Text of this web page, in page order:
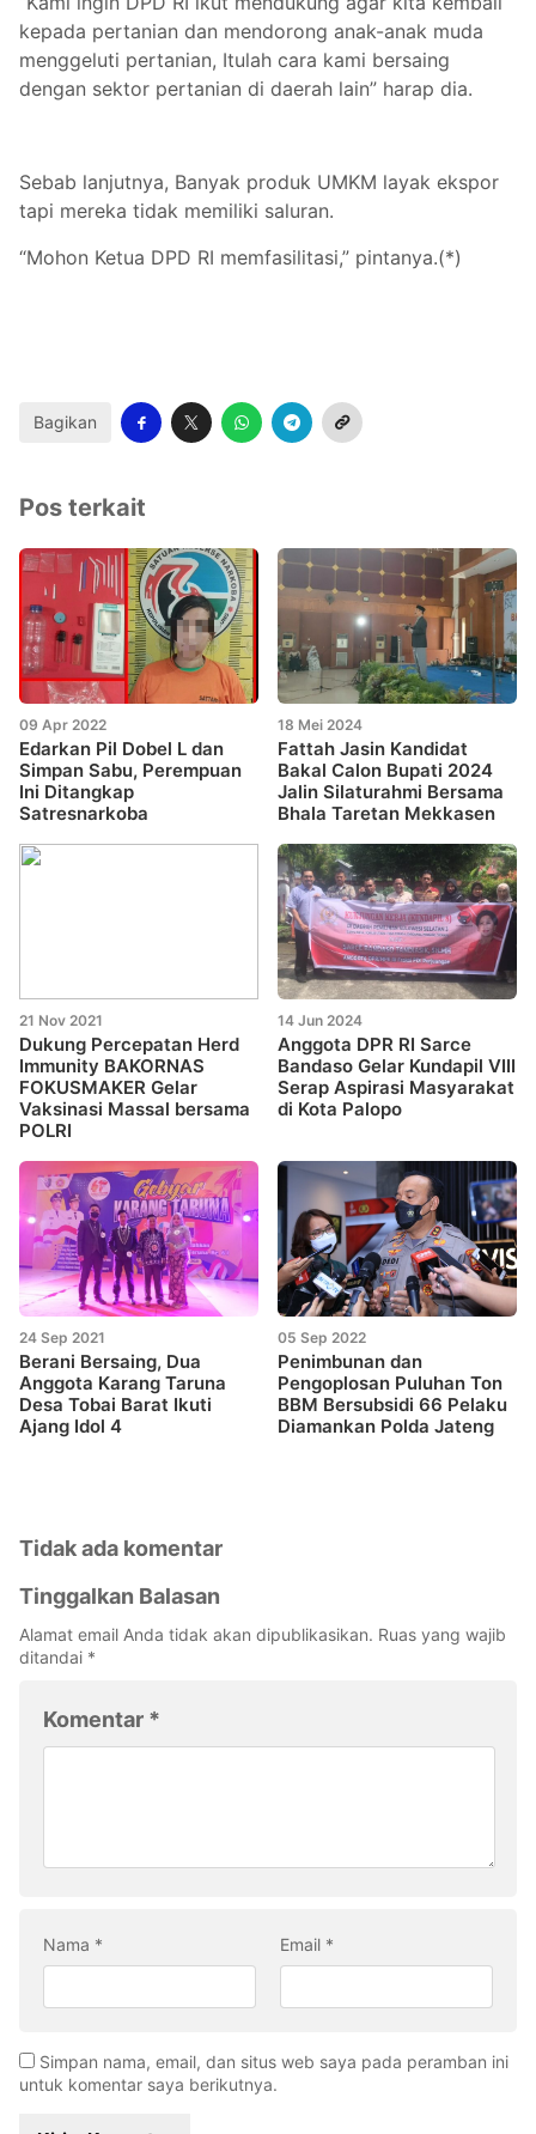
kepada pertanian dan mendorong anak-anak muda
menggeluti pertanian, Itulah cara kami bersaing
dengan sektor pertanian di daerah lain” harap dia.
Sebab lanjutnya, Banyak produk UMKM layak ekspor
tapi mereka tidak memiliki saluran.
“Mohon Ketua DPD RI memfasilitasi,” pintanya.(*)
Bagikan
Pos terkait
09 Apr 2022
Edarkan Pil Dobel L dan
Simpan Sabu, Perempuan
Ini Ditangkap
Satresnarkoba
18 Mei 2024
Fattah Jasin Kandidat
Bakal Calon Bupati 2024
Jalin Silaturahmi Bersama
Bhala Taretan Mekkasen
21 Nov 2021
Dukung Percepatan Herd
Immunity BAKORNAS
FOKUSMAKER Gelar
Vaksinasi Massal bersama
POLRI
14 Jun 2024
Anggota DPR RI Sarce
Bandaso Gelar Kundapil VIII
Serap Aspirasi Masyarakat
di Kota Palopo
24 Sep 2021
Berani Bersaing, Dua
Anggota Karang Taruna
Desa Tobai Barat Ikuti
Ajang Idol 4
05 Sep 2022
Penimbunan dan
Pengoplosan Puluhan Ton
BBM Bersubsidi 66 Pelaku
Diamankan Polda Jateng
Tidak ada komentar
Tinggalkan Balasan
Alamat email Anda tidak akan dipublikasikan. Ruas yang wajib
ditandai *
Komentar *
Nama * Email *
Simpan nama, email, dan situs web saya pada peramban ini
untuk komentar saya berikutnya.